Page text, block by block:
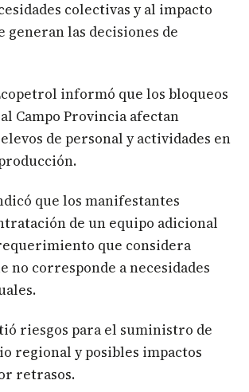
colectivas y al impacto
generan las decisiones de
informó que los bloqueos
Campo Provincia afectan
de personal y actividades en
que los manifestantes
de un equipo adicional
que considera
no corresponde a necesidades
riesgos para el suministro de
regional y posibles impactos
retrasos.